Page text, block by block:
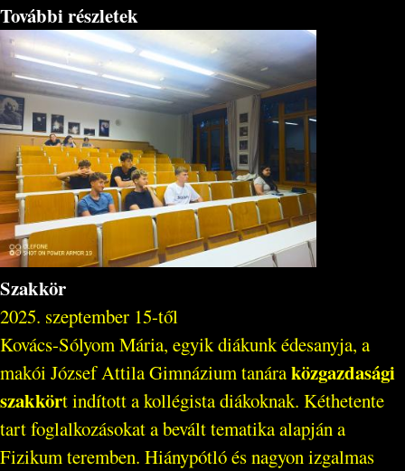
További részletek
Szakkör
2025. szeptember 15-től
Kovács-Sólyom Mária, egyik diákunk édesanyja, a
makói József Attila Gimnázium tanáraközgazdasági
szakkört indított a kollégista diákoknak. Kéthetente
tart foglalkozásokat a bevált tematika alapján a
Fizikum teremben. Hiánypótló és nagyon izgalmas